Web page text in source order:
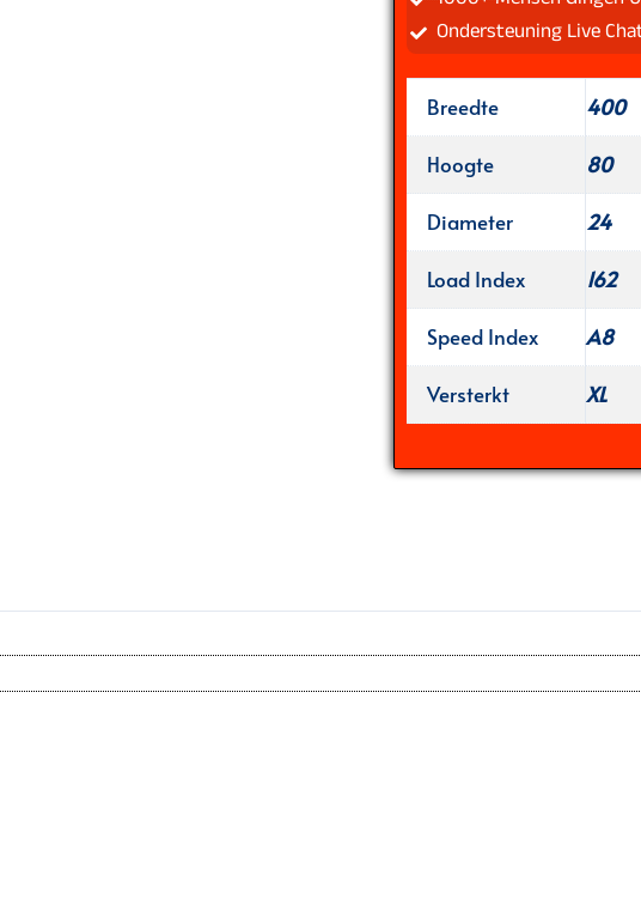
Ondersteuning Live
Breedte
400
Hoogte
80
Diameter
24
Load Index
162
Speed Index
A8
Versterkt
XL